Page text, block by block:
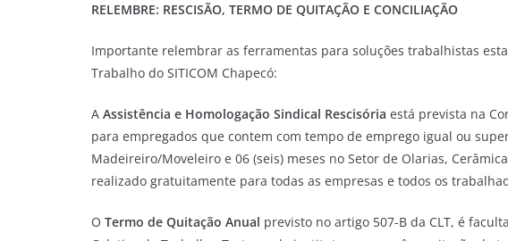
RELEMBRE: RESCISÃO, TERMO DE QUITAÇÃO E CONCILIAÇÃO
Importante relembrar as ferramentas para soluções trabalhistas
Trabalho do SITICOM Chapecó:
A Assistência e Homologação Sindical Rescisória está prevista na
para empregados que contem com tempo de emprego igual ou
Madeireiro/Moveleiro e 06 (seis) meses no Setor de Olarias,
realizado gratuitamente para todas as empresas e todos os
O Termo de Quitação Anual previsto no artigo 507-B da CLT, é